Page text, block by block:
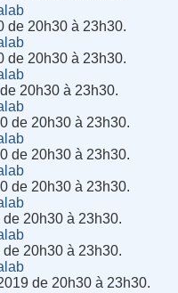
de 20h30 à 23h30.
de 20h30 à 23h30.
20h30 à 23h30.
de 20h30 à 23h30.
de 20h30 à 23h30.
de 20h30 à 23h30.
20h30 à 23h30.
20h30 à 23h30.
de 20h30 à 23h30.